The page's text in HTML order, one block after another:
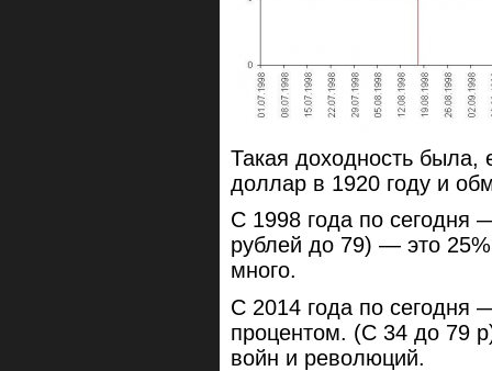
Такая доходность была,
доллар в 1920 году и
С 1998 года по сегодня
рублей до 79) — это
много.
С 2014 года по сегодня
процентом. (С 34 до 79
войн и революций.